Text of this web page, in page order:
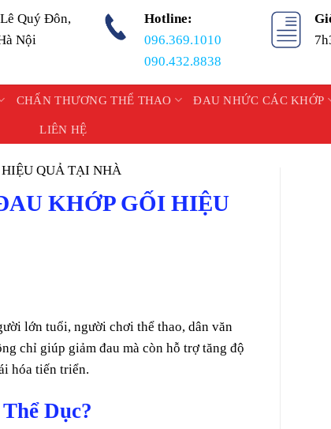
Quý Đôn,
Nội
Hotline:
096.369.1010
090.432.8838
CHẤN THƯƠNG THỂ THAO ĐAU NHỨC CÁC KHỚP
LIÊN HỆ
QUẢ TẠI NHÀ
KHỚP GỐI HIỆU
lớn tuổi, người chơi thể thao, dân văn
chỉ giúp giảm đau mà còn hỗ trợ tăng độ
hóa tiến triển.
Dục?